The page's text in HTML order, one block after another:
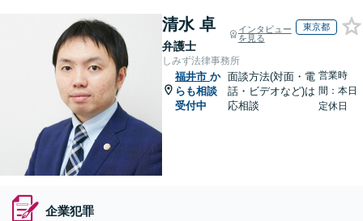
清水 卓
弁護士
インタビュー
を見る
東京都
しみず法律事務所
福井市 か
らも相談
受付中
面談方法(対面・電
話・ビデオなど)は
応相談
営業時
間：本日
定休日
企業犯罪